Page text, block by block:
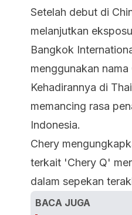
Setelah debut di
melanjutkan
Bangkok
menggunakan nama
Kehadirannya di
memancing rasa
Indonesia.
Chery
terkait 'Chery Q'
dalam sepekan
BACA JUGA